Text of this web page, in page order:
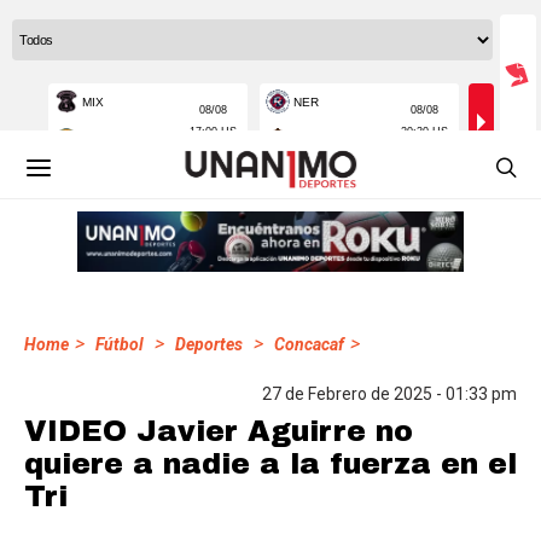
Home > Fútbol > Deportes > Concacaf >
27 de Febrero de 2025 - 01:33 pm
VIDEO Javier Aguirre no
quiere a nadie a la fuerza en el
Tri